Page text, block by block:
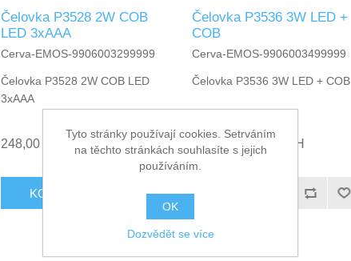
Čelovka P3528 2W COB
LED 3xAAA
Cerva-EMOS-9906003299999
Čelovka P3528 2W COB LED
3xAAA
248,00 Kč bez DPH
KOUPIT
Čelovka P3536 3W LED +
COB
Cerva-EMOS-9906003499999
Čelovka P3536 3W LED + COB
363,00 Kč bez DPH
Tyto stránky používají cookies. Setrváním
na těchto stránkách souhlasíte s jejich
používáním.
OK
Dozvědět se více